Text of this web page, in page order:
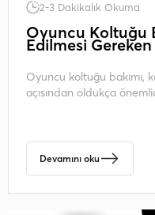
2-3 Dakikalık Okuma
Oyuncu Koltuğu
Edilmesi
Oyuncu koltuğu bakımı,
açısından oldukça
Devamını oku